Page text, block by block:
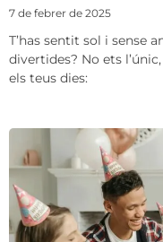
7 de febrer de 2025
T’has sentit sol i sense
divertides? No ets
els teus dies: